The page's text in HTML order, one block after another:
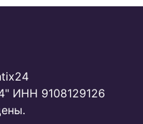
ИНН 9108129126